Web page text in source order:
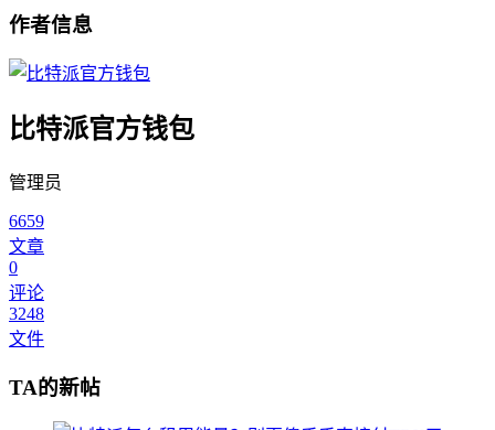
作者信息
比特派官方钱包
管理员
6659
文章
0
评论
3248
文件
TA的新帖